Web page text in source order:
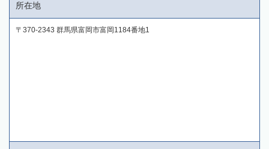
所在地
〒370-2343 群馬県富岡市富岡1184番地1